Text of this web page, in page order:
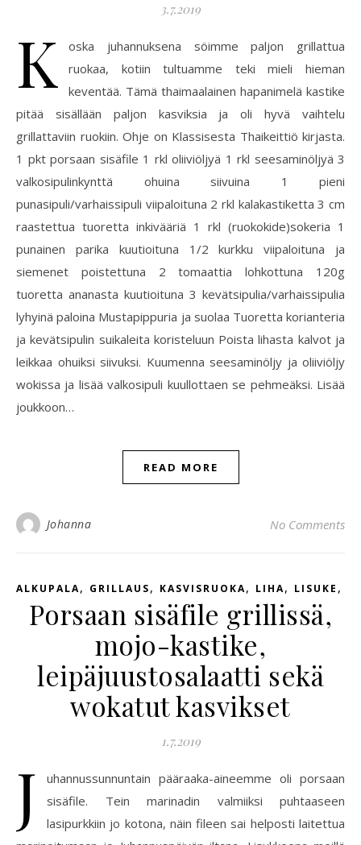
3.7.2019
K
oska juhannuksena söimme paljon grillattua
ruokaa, kotiin tultuamme teki mieli hieman
keventää. Tämä thaimaalainen hapanimelä kastike
pitää sisällään paljon kasviksia ja oli hyvä vaihtelu
grillattaviin ruokiin. Ohje on Klassisesta Thaikeittiö kirjasta.
1 pkt porsaan sisäfile 1 rkl oliiviöljyä 1 rkl seesaminöljyä 3
valkosipulinkynttä ohuina siivuina 1 pieni
punasipuli/varhaissipuli viipaloituna 2 rkl kalakastiketta 3 cm
raastettua tuoretta inkivääriä 1 rkl (ruokokide)sokeria 1
punainen parika kuutioituna 1/2 kurkku viipaloituna ja
siemenet poistettuna 2 tomaattia lohkottuna 120g
tuoretta ananasta kuutioituna 3 kevätsipulia/varhaissipulia
lyhyinä paloina Mustapippuria ja suolaa Tuoretta korianteria
ja kevätsipulin suikaleita koristeluun Poista lihasta kalvot ja
leikkaa ohuiksi siivuksi. Kuumenna seesaminöljy ja oliiviöljy
wokissa ja lisää valkosipuli kuullottaen se pehmeäksi. Lisää
joukkoon…
READ MORE
Johanna No Comments
ALKUPALA, GRILLAUS, KASVISRUOKA, LIHA, LISUKE ,
Porsaan sisäfile grillissä,
mojo-kastike,
leipäjuustosalaatti sekä
wokatut kasvikset
1.7.2019
J
uhannussunnuntain pääraaka-aineemme oli porsaan
sisäfile. Tein marinadin valmiiksi puhtaaseen
lasipurkkiin jo kotona, näin fileen sai helposti laitettua